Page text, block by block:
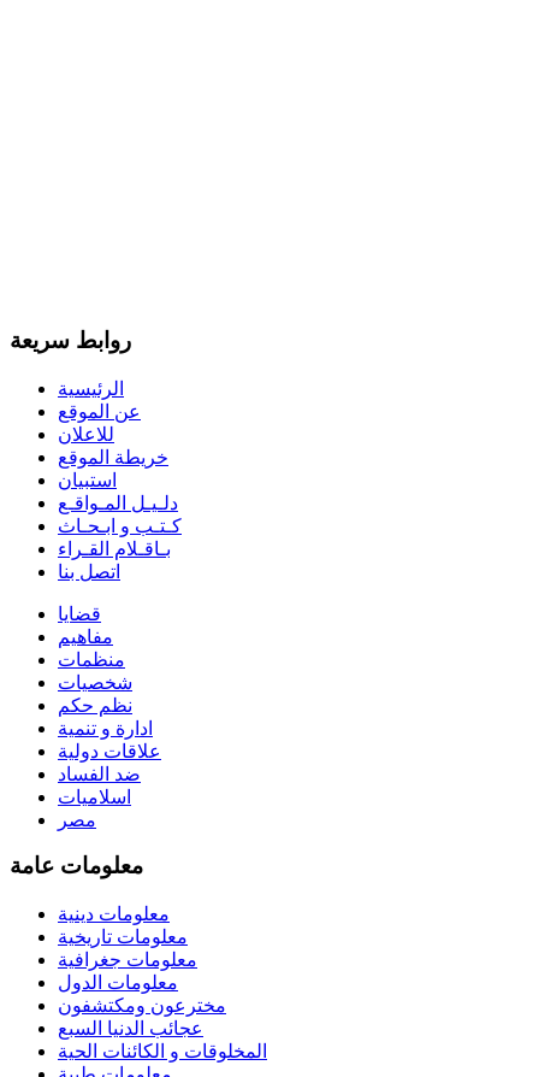
روابط سريعة
الرئيسية
عن الموقع
للاعلان
خريطة الموقع
استبيان
دلـيـل المـواقـع
كـتـب و ابـحـاث
بـاقـلام القـراء
اتصل بنا
قضايا
مفاهيم
منظمات
شخصيات
نظم حكم
ادارة و تنمية
علاقات دولية
ضد الفساد
اسلاميات
مصر
معلومات عامة
معلومات دينية
معلومات تاريخية
معلومات جغرافية
معلومات الدول
مخترعون ومكتشفون
عجائب الدنيا السبع
المخلوقات و الكائنات الحية